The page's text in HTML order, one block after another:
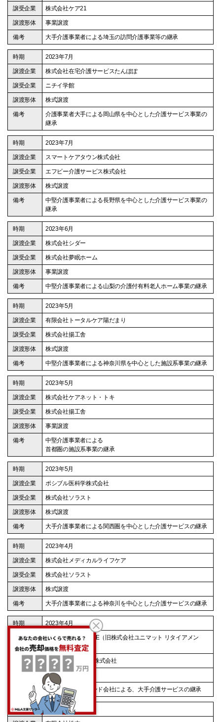
株式会社ケア21
事業譲渡
大手介護事業者による埼玉の訪問介護事業等の継承
2023年7月
株式会社在宅介護サービスたんぽぽ
ニチイ学館
株式譲渡
介護事業者大手による岡山県を中心とした介護サービス事業の
継承
2023年7月
スマートケアタウン株式会社
エフビー介護サービス株式会社
株式譲渡
中堅介護事業者による長野県を中心とした介護サービス事業の
継承
2023年6月
株式会社シダー
株式会社夢眠ホーム
事業譲渡
中堅介護事業者による山梨の介護付有料老人ホーム事業の継承
2023年5月
有限会社トータルケア陽だまり
株式会社揚工舎
株式譲渡
中堅介護事業者による神奈川県を中心とした施設系事業の継承
2023年5月
株式会社ケアネット・トキ
株式会社揚工舎
事業譲渡
中堅介護事業者による
首都圏の施設系事業の継承
2023年5月
ポシブル医科学株式会社
株式会社ソラスト
株式譲渡
大手介護事業者による関西圏を中心とした介護サービスの継承
2023年4月
株式会社メディカルライフケア
株式会社ソラスト
株式譲渡
大手介護事業者による神奈川を中心とした介護サービスの継承
2023年4月
株式会社SOYOKAZE（旧株式会社ユニマット リタイアメン
ト・コミュニティ）
MBK パートナーズ株式会社
株式譲渡
アジア系投資ファンド会社による、大手介護サービスの継承
2023年3月